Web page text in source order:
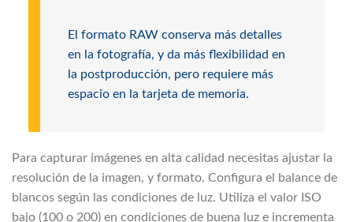
El formato RAW conserva más detalles
en la fotografía, y da más flexibilidad en
la postproducción, pero requiere más
espacio en la tarjeta de memoria.
Para capturar imágenes en alta calidad necesitas ajustar la
resolución de la imagen, y formato. Configura el balance de
blancos según las condiciones de luz. Utiliza el valor ISO
bajo (100 o 200) en condiciones de buena luz e incrementa